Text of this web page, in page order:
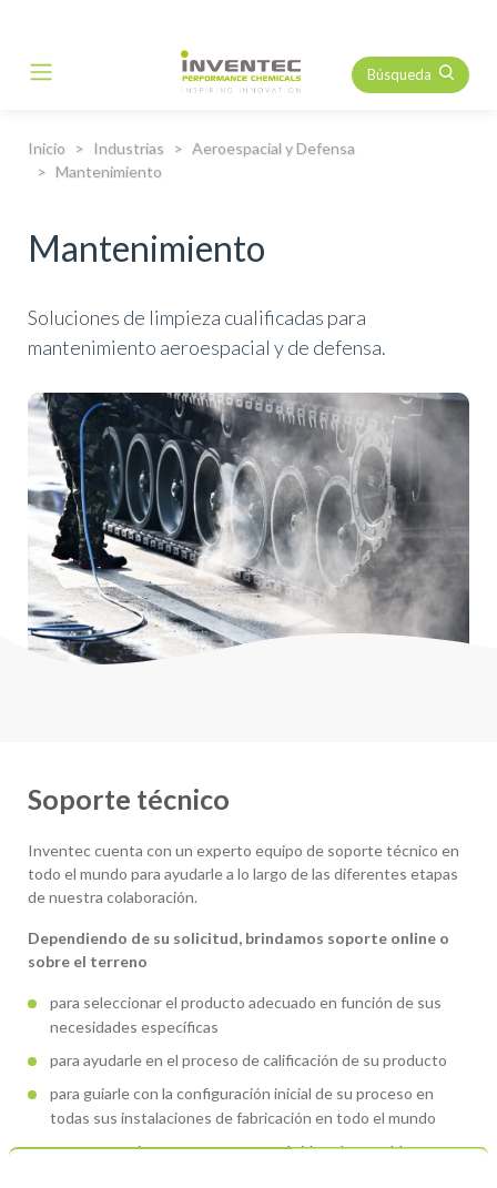
Main Navigation Búsqueda
Inicio Industrias
Aeroespacial y Defensa
Mantenimiento
Mantenimiento
Soluciones de limpieza cualificadas para
mantenimiento aeroespacial y de defensa.
Soporte técnico
Inventec cuenta con un experto equipo de soporte técnico en
todo el mundo para ayudarle a lo largo de las diferentes etapas
de nuestra colaboración.
Dependiendo de su solicitud, brindamos soporte online o
sobre el terreno
para seleccionar el producto adecuado en función de sus
necesidades específicas
para ayudarle en el proceso de calificación de su producto
para guiarle con la configuración inicial de su proceso en
todas sus instalaciones de fabricación en todo el mundo
para proporcionar una respuesta rápida sobre problemas